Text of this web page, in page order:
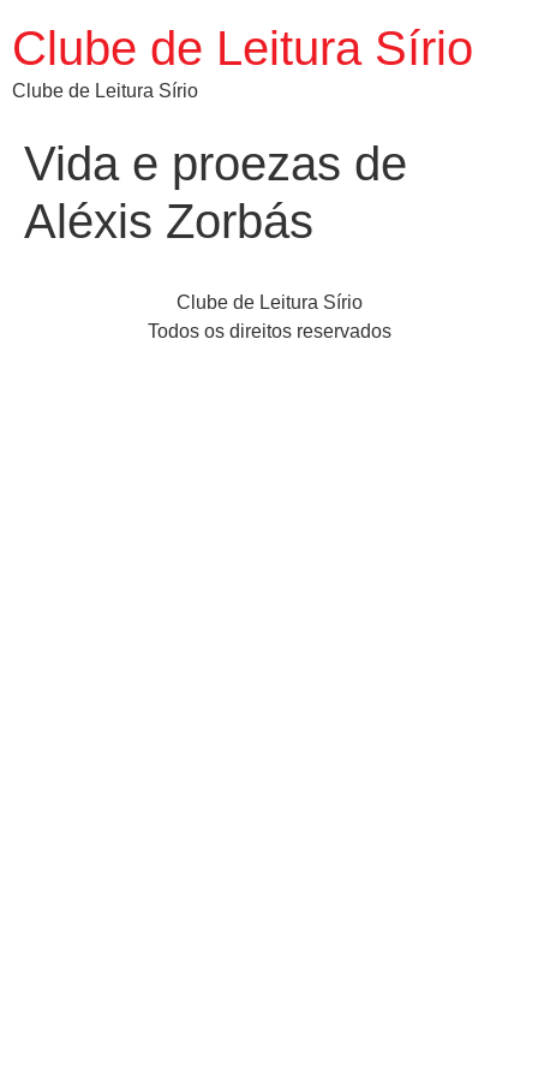
Clube de Leitura Sírio
Clube de Leitura Sírio
Vida e proezas de
Aléxis Zorbás
Clube de Leitura Sírio
Todos os direitos reservados